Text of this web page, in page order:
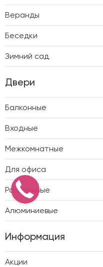
Веранды
Беседки
Зимний сад
Двери
Балконные
Входные
Межкомнатные
Для офиса
Раздвижные
Алюминиевые
Информация
Акции